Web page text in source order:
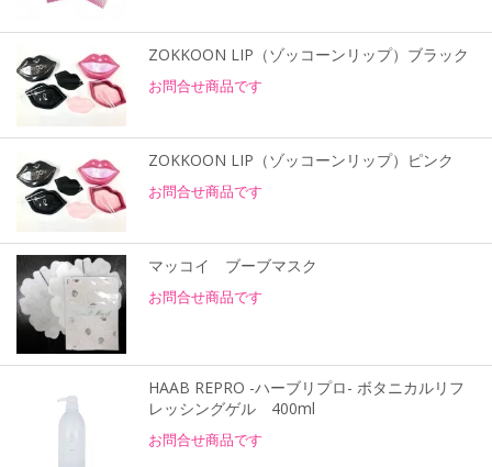
ZOKKOON LIP（ゾッコーンリップ）ブラック
お問合せ商品です
ZOKKOON LIP（ゾッコーンリップ）ピンク
お問合せ商品です
マッコイ ブーブマスク
お問合せ商品です
HAAB REPRO -ハーブリプロ- ボタニカルリフ
レッシングゲル 400ml
お問合せ商品です